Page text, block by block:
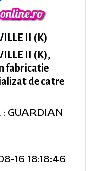
II (K)
II (K),
fabricatie
de catre
GUARDIAN
16 18:18:46